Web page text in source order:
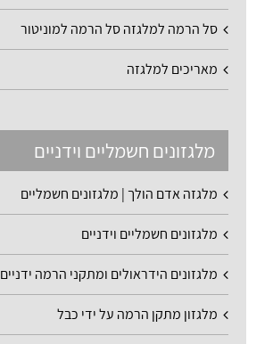
סל הרמה למלגזה סל הרמה למוניטור
מאריכים למלגזה
מלגזונים חשמליים וידניים
מלגזה אדם הולך | מלגזונים חשמליים
מלגזונים חשמליים וידניים
מלגזונים הידראולים ומתקני הרמה ידניים
מלגזון מתקן הרמה על ידי כבל